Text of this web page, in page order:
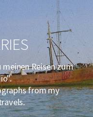
Reisen zum
from my